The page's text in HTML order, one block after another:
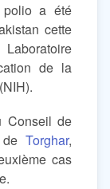
a été
cette
de la
Conseil de
Torghar,
cas